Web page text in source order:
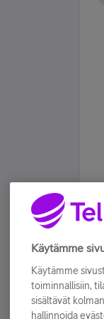
Käytämme
Käytämme
toiminnallisiin,
sisältävät
hallinnoida